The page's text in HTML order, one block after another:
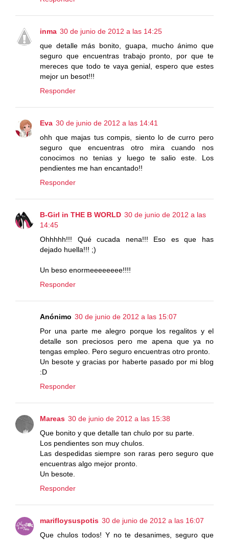
inma 30 de junio de 2012 a las 14:25
que detalle más bonito, guapa, mucho ánimo que
seguro que encuentras trabajo pronto, por que te
mereces que todo te vaya genial, espero que estes
mejor un besot!!!
Responder
Eva 30 de junio de 2012 a las 14:41
ohh que majas tus compis, siento lo de curro pero
seguro que encuentras otro mira cuando nos
conocimos no tenias y luego te salio este. Los
pendientes me han encantado!!
Responder
B-Girl in THE B WORLD 30 de junio de 2012 a las
14:45
Ohhhhh!!! Qué cucada nena!!! Eso es que has
dejado huella!!! ;)
Un beso enormeeeeeeee!!!!
Responder
Anónimo 30 de junio de 2012 a las 15:07
Por una parte me alegro porque los regalitos y el
detalle son preciosos pero me apena que ya no
tengas empleo. Pero seguro encuentras otro pronto.
Un besote y gracias por haberte pasado por mi blog
:D
Responder
Mareas 30 de junio de 2012 a las 15:38
Que bonito y que detalle tan chulo por su parte.
Los pendientes son muy chulos.
Las despedidas siempre son raras pero seguro que
encuentras algo mejor pronto.
Un besote.
Responder
marifloysuspotis 30 de junio de 2012 a las 16:07
Que chulos todos! Y no te desanimes, seguro que